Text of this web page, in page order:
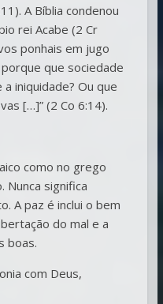
A Bíblia condenou
rei Acabe (2 Cr
ponhais em jugo
que sociedade
iniquidade? Ou que
[…]” (2 Co 6:14).
como no grego
Nunca significa
A paz é inclui o bem
do mal e a
boas.
com Deus,